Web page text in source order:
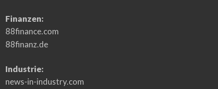
Finanzen:
88finance.com
88finanz.de
Industrie:
news-in-industry.com